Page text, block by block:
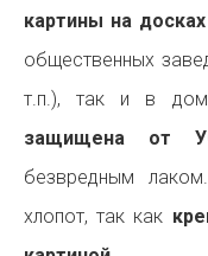
картины на досках
общественных
т.п.), так и в
защищена от
безвредным
хлопот, так как